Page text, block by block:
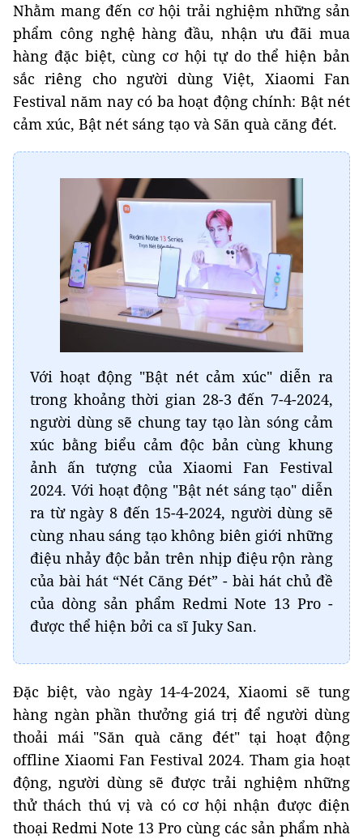
Nhằm mang đến cơ hội trải nghiệm những sản
phẩm công nghệ hàng đầu, nhận ưu đãi mua
hàng đặc biệt, cùng cơ hội tự do thể hiện bản
sắc riêng cho người dùng Việt, Xiaomi Fan
Festival năm nay có ba hoạt động chính: Bật nét
cảm xúc, Bật nét sáng tạo và Săn quà căng đét.
Với hoạt động "Bật nét cảm xúc" diễn ra
trong khoảng thời gian 28-3 đến 7-4-2024,
người dùng sẽ chung tay tạo làn sóng cảm
xúc bằng biểu cảm độc bản cùng khung
ảnh ấn tượng của Xiaomi Fan Festival
2024. Với hoạt động "Bật nét sáng tạo" diễn
ra từ ngày 8 đến 15-4-2024, người dùng sẽ
cùng nhau sáng tạo không biên giới những
điệu nhảy độc bản trên nhịp điệu rộn ràng
của bài hát “Nét Căng Đét” - bài hát chủ đề
của dòng sản phẩm Redmi Note 13 Pro -
được thể hiện bởi ca sĩ Juky San.
Đặc biệt, vào ngày 14-4-2024, Xiaomi sẽ tung
hàng ngàn phần thưởng giá trị để người dùng
thoải mái "Săn quà căng đét" tại hoạt động
offline Xiaomi Fan Festival 2024. Tham gia hoạt
động, người dùng sẽ được trải nghiệm những
thử thách thú vị và có cơ hội nhận được điện
thoại Redmi Note 13 Pro cùng các sản phẩm nhà